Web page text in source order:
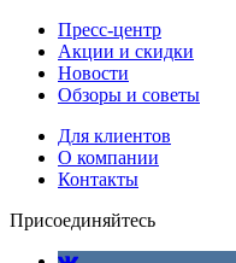
Пресс-центр
Акции и скидки
Новости
Обзоры и советы
Для клиентов
О компании
Контакты
Присоединяйтесь